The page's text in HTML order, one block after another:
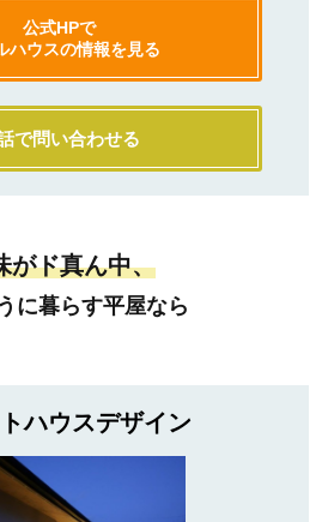
公式HPで
ハウスの情報を見る
で問い合わせる
がド真ん中、
に暮らす平屋なら
ハウスデザイン